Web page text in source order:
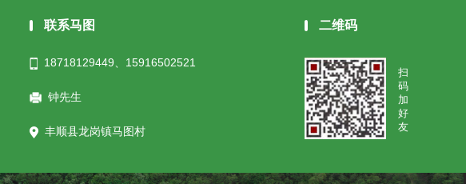
联系马图
18718129449、15916502521
钟先生
丰顺县龙岗镇马图村
二维码
扫
码
加
好
友